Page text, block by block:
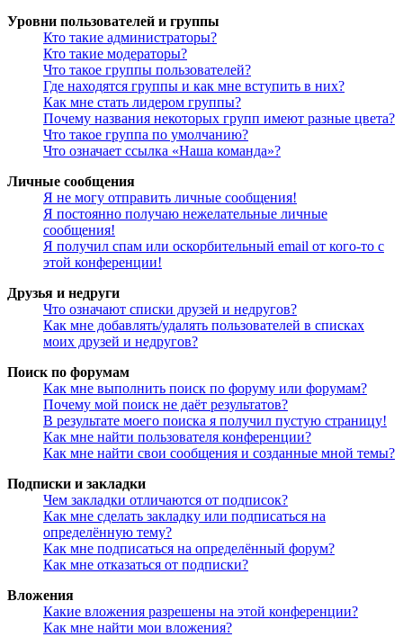
Уровни пользователей и группы
Кто такие администраторы?
Кто такие модераторы?
Что такое группы пользователей?
Где находятся группы и как мне вступить в них?
Как мне стать лидером группы?
Почему названия некоторых групп имеют разные цвета?
Что такое группа по умолчанию?
Что означает ссылка «Наша команда»?
Личные сообщения
Я не могу отправить личные сообщения!
Я постоянно получаю нежелательные личные
сообщения!
Я получил спам или оскорбительный email от кого-то с
этой конференции!
Друзья и недруги
Что означают списки друзей и недругов?
Как мне добавлять/удалять пользователей в списках
моих друзей и недругов?
Поиск по форумам
Как мне выполнить поиск по форуму или форумам?
Почему мой поиск не даёт результатов?
В результате моего поиска я получил пустую страницу!
Как мне найти пользователя конференции?
Как мне найти свои сообщения и созданные мной темы?
Подписки и закладки
Чем закладки отличаются от подписок?
Как мне сделать закладку или подписаться на
определённую тему?
Как мне подписаться на определённый форум?
Как мне отказаться от подписки?
Вложения
Какие вложения разрешены на этой конференции?
Как мне найти мои вложения?